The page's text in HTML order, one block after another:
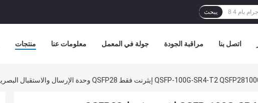
يبحث
منتجات معلومات عنا جولة في المعمل مراقبة الجودة اتصل بنا